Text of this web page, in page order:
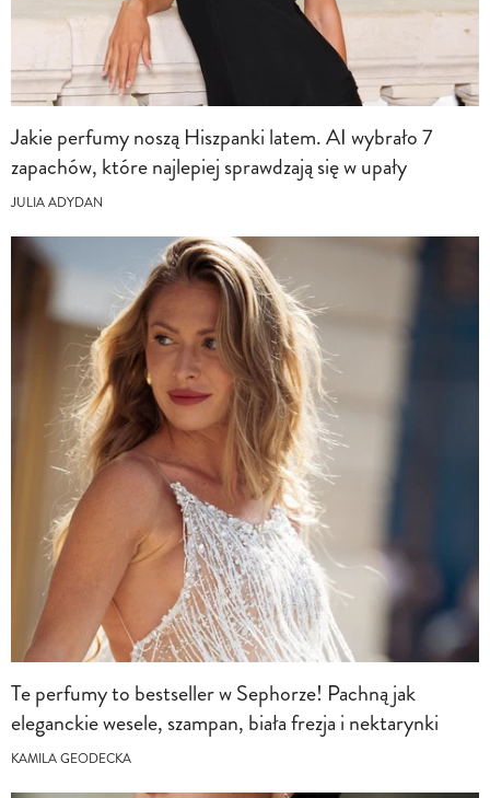
Jakie perfumy noszą Hiszpanki latem. AI wybrało 7
zapachów, które najlepiej sprawdzają się w upały
JULIA ADYDAN
Te perfumy to bestseller w Sephorze! Pachną jak
eleganckie wesele, szampan, biała frezja i nektarynki
KAMILA GEODECKA